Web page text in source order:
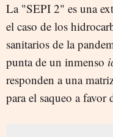
La "SEPI 2" es una
el caso de los
sanitarios de la
punta de un inmenso
responden a una
para el saqueo a